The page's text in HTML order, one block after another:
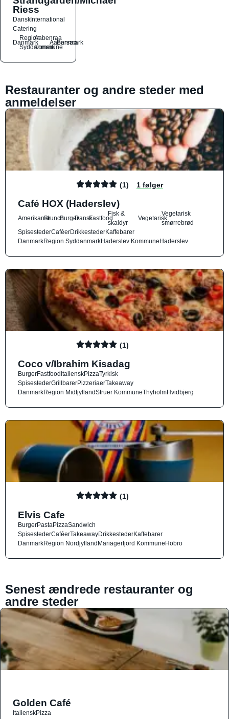
Riess
DanskInternational
Catering
Danmark
Region
Syddanmark
Aabenraa
Kommune
Aabenraa
Barsmark
Restauranter og andre steder med
anmeldelser
(1) 1 følger
Café HOX (Haderslev)
AmerikanskBrunchBurgerDanskFastfood
Fisk &
skaldyr
Vegetarisk
Vegetarisk
smørrebrød
SpisestederCaféerDrikkestederKaffebarer
DanmarkRegion SyddanmarkHaderslev KommuneHaderslev
(1)
Coco v/Ibrahim Kisadag
BurgerFastfoodItalienskPizzaTyrkisk
SpisestederGrillbarerPizzeriaerTakeaway
DanmarkRegion MidtjyllandStruer KommuneThyholmHvidbjerg
(1)
Elvis Cafe
BurgerPastaPizzaSandwich
SpisestederCaféerTakeawayDrikkestederKaffebarer
DanmarkRegion NordjyllandMariagerfjord KommuneHobro
Senest ændrede restauranter og
andre steder
Golden Café
ItalienskPizza